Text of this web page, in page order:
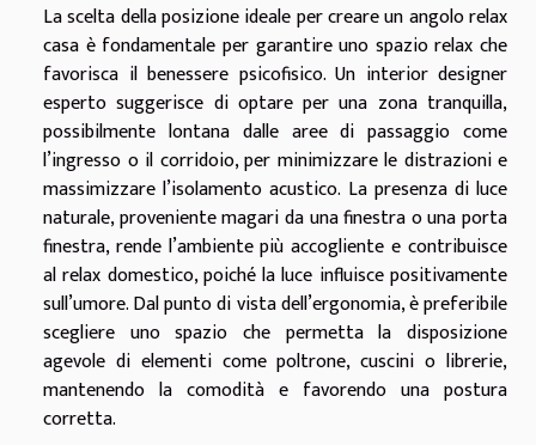
La scelta della posizione ideale per creare un angolo relax
casa è fondamentale per garantire uno spazio relax che
favorisca il benessere psicofisico. Un interior designer
esperto suggerisce di optare per una zona tranquilla,
possibilmente lontana dalle aree di passaggio come
l’ingresso o il corridoio, per minimizzare le distrazioni e
massimizzare l’isolamento acustico. La presenza di luce
naturale, proveniente magari da una finestra o una porta
finestra, rende l’ambiente più accogliente e contribuisce
al relax domestico, poiché la luce influisce positivamente
sull’umore. Dal punto di vista dell’ergonomia, è preferibile
scegliere uno spazio che permetta la disposizione
agevole di elementi come poltrone, cuscini o librerie,
mantenendo la comodità e favorendo una postura
corretta.